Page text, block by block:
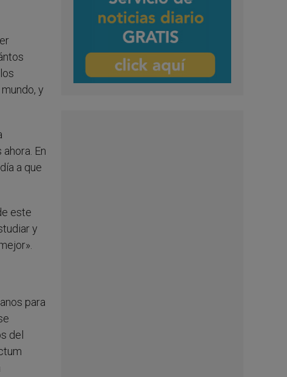
y
En
a que
este
y
para
del